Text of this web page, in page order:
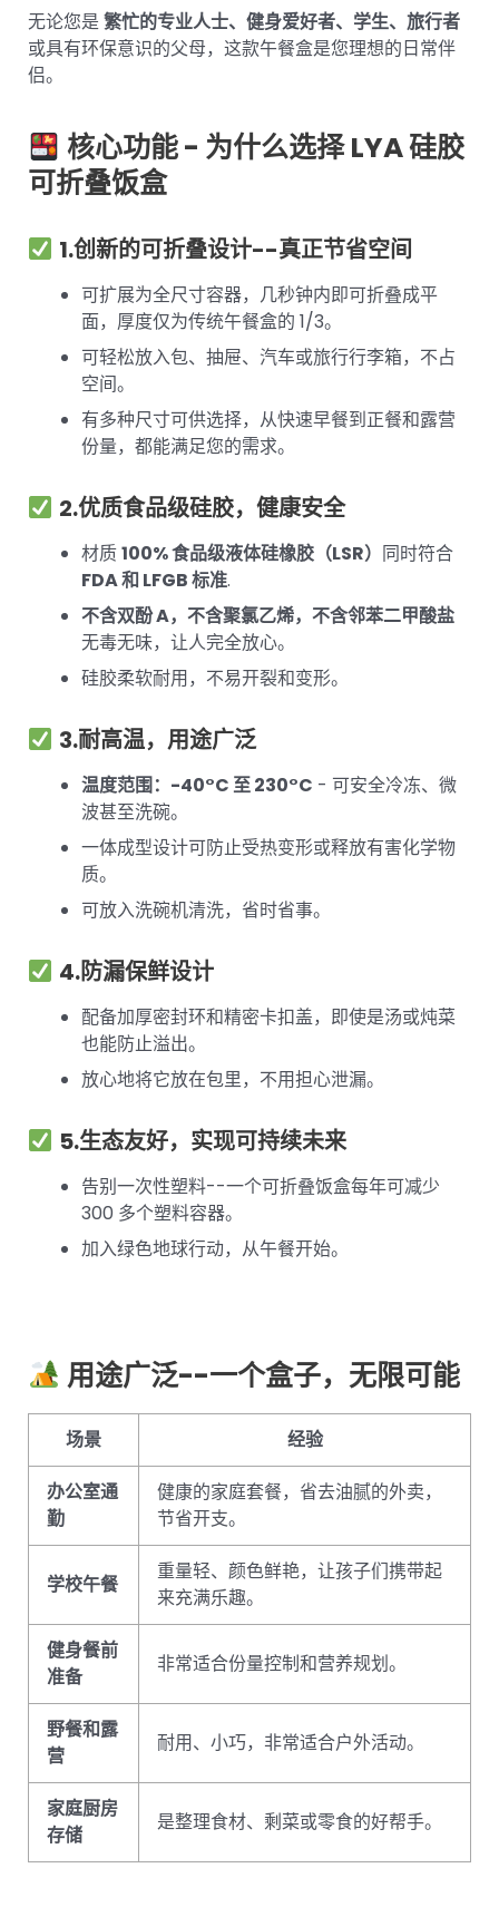
无论您是 繁忙的专业人士、健身爱好者、学生、旅行者
或具有环保意识的父母，这款午餐盒是您理想的日常伴
侣。
核心功能 - 为什么选择 LYA硅胶
可折叠饭盒
1.创新的可折叠设计--真正节省空间
可扩展为全尺寸容器，几秒钟内即可折叠成平
面，厚度仅为传统午餐盒的 1/3。
可轻松放入包、抽屉、汽车或旅行行李箱，不占
空间。
有多种尺寸可供选择，从快速早餐到正餐和露营
份量，都能满足您的需求。
2.优质食品级硅胶，健康安全
材质100% 食品级液体硅橡胶（LSR） 同时符合
FDA 和 LFGB 标准.
不含双酚 A，不含聚氯乙烯，不含邻苯二甲酸盐
无毒无味，让人完全放心。
硅胶柔软耐用，不易开裂和变形。
3.耐高温，用途广泛
温度范围：-40°C 至 230°C - 可安全冷冻、微
波甚至洗碗。
一体成型设计可防止受热变形或释放有害化学物
质。
可放入洗碗机清洗，省时省事。
4.防漏保鲜设计
配备加厚密封环和精密卡扣盖，即使是汤或炖菜
也能防止溢出。
放心地将它放在包里，不用担心泄漏。
5.生态友好，实现可持续未来
告别一次性塑料--一个可折叠饭盒每年可减少
300 多个塑料容器。
加入绿色地球行动，从午餐开始。
用途广泛--一个盒子，无限可能
场景 经验
办公室通
勤
健康的家庭套餐，省去油腻的外卖，
节省开支。
学校午餐
重量轻、颜色鲜艳，让孩子们携带起
来充满乐趣。
健身餐前
准备
非常适合份量控制和营养规划。
野餐和露
营
耐用、小巧，非常适合户外活动。
家庭厨房
存储
是整理食材、剩菜或零食的好帮手。